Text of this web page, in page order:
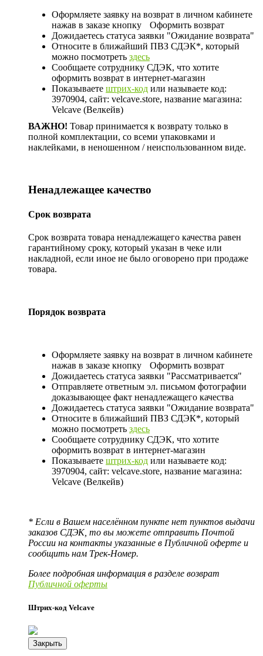
Оформляете заявку на возврат в личном кабинете
нажав в заказе кнопку
Оформить возврат
Дожидаетесь статуса заявки "Ожидание возврата"
Относите в ближайший ПВЗ СДЭК*, который
можно посмотреть здесь
Сообщаете сотруднику СДЭК, что хотите
оформить возврат в интернет-магазин
Показываете штрих-код или называете код:
3970904, сайт: velcave.store, название магазина:
Velcave (Велкейв)
ВАЖНО! Товар принимается к возврату только в
полной комплектации, со всеми упаковками и
наклейками, в неношенном / неиспользованном виде.
Ненадлежащее качество
Срок возврата
Срок возврата товара ненадлежащего качества равен
гарантийному сроку, который указан в чеке или
накладной, если иное не было оговорено при продаже
товара.
Порядок возврата
Оформляете заявку на возврат в личном кабинете
нажав в заказе кнопку
Оформить возврат
Дожидаетесь статуса заявки "Рассматривается"
Отправляете ответным эл. письмом фотографии
доказывающее факт ненадлежащего качества
Дожидаетесь статуса заявки "Ожидание возврата"
Относите в ближайший ПВЗ СДЭК*, который
можно посмотреть здесь
Сообщаете сотруднику СДЭК, что хотите
оформить возврат в интернет-магазин
Показываете штрих-код или называете код:
3970904, сайт: velcave.store, название магазина:
Velcave (Велкейв)
* Если в Вашем населённом пункте нет пунктов выдачи
заказов СДЭК, то вы можете отправить Почтой
России на контакты указанные в Публичной оферте и
сообщить нам Трек-Номер.
Более подробная информация в разделе возврат
Публичной оферты
Штрих-код Velcave
Закрыть